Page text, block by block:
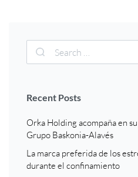
Recent Posts
Orka Holding acompaña en
Grupo Baskonia-Alavés
La marca preferida de los
durante el confinamiento